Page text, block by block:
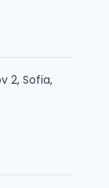
2, Sofia,